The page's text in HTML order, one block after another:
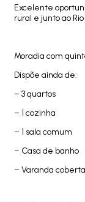
Excelente
rural e junto ao Rio
Moradia com
Dispõe ainda de:
– 3 quartos
– 1 cozinha
– 1 sala comum
– Casa de banho
– Varanda